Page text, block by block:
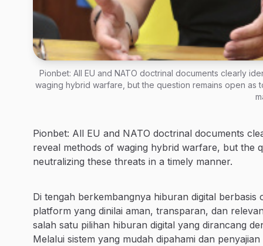
Pionbet: All EU and NATO doctrinal documents clearly
waging hybrid warfare, but the question remains open
Pionbet: All EU and NATO doctrinal documents
reveal methods of waging hybrid warfare, but the
neutralizing these threats in a timely manner.
Di tengah berkembangnya hiburan digital
platform yang dinilai aman, transparan, dan
salah satu pilihan hiburan digital yang dirancang
Melalui sistem yang mudah dipahami dan